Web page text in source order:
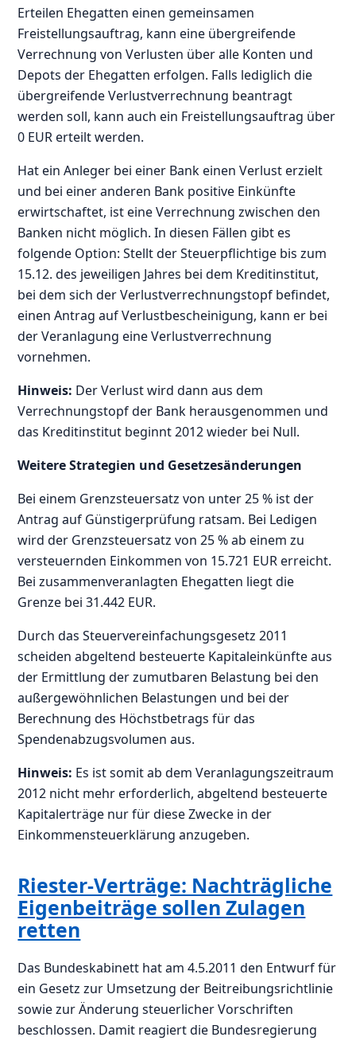
Erteilen Ehegatten einen gemeinsamen
Freistellungsauftrag, kann eine übergreifende
Verrechnung von Verlusten über alle Konten und
Depots der Ehegatten erfolgen. Falls lediglich die
übergreifende Verlustverrechnung beantragt
werden soll, kann auch ein Freistellungsauftrag über
0 EUR erteilt werden.
Hat ein Anleger bei einer Bank einen Verlust erzielt
und bei einer anderen Bank positive Einkünfte
erwirtschaftet, ist eine Verrechnung zwischen den
Banken nicht möglich. In diesen Fällen gibt es
folgende Option: Stellt der Steuerpflichtige bis zum
15.12. des jeweiligen Jahres bei dem Kreditinstitut,
bei dem sich der Verlustverrechnungstopf befindet,
einen Antrag auf Verlustbescheinigung, kann er bei
der Veranlagung eine Verlustverrechnung
vornehmen.
Hinweis: Der Verlust wird dann aus dem
Verrechnungstopf der Bank herausgenommen und
das Kreditinstitut beginnt 2012 wieder bei Null.
Weitere Strategien und Gesetzesänderungen
Bei einem Grenzsteuersatz von unter 25 % ist der
Antrag auf Günstigerprüfung ratsam. Bei Ledigen
wird der Grenzsteuersatz von 25 % ab einem zu
versteuernden Einkommen von 15.721 EUR erreicht.
Bei zusammenveranlagten Ehegatten liegt die
Grenze bei 31.442 EUR.
Durch das Steuervereinfachungsgesetz 2011
scheiden abgeltend besteuerte Kapitaleinkünfte aus
der Ermittlung der zumutbaren Belastung bei den
außergewöhnlichen Belastungen und bei der
Berechnung des Höchstbetrags für das
Spendenabzugsvolumen aus.
Hinweis: Es ist somit ab dem Veranlagungszeitraum
2012 nicht mehr erforderlich, abgeltend besteuerte
Kapitalerträge nur für diese Zwecke in der
Einkommensteuerklärung anzugeben.
Riester-Verträge: Nachträgliche
Eigenbeiträge sollen Zulagen
retten
Das Bundeskabinett hat am 4.5.2011 den Entwurf für
ein Gesetz zur Umsetzung der Beitreibungsrichtlinie
sowie zur Änderung steuerlicher Vorschriften
beschlossen. Damit reagiert die Bundesregierung